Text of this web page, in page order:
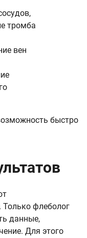
тромба
вен
быстро
флеболог
данные,
Для этого